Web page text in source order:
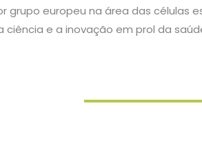
grupo europeu na área das células
e a inovação em prol da